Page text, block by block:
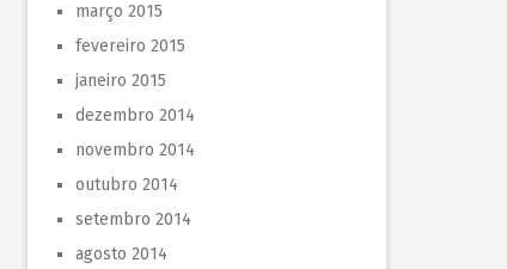
março 2015
fevereiro 2015
janeiro 2015
dezembro 2014
novembro 2014
outubro 2014
setembro 2014
agosto 2014